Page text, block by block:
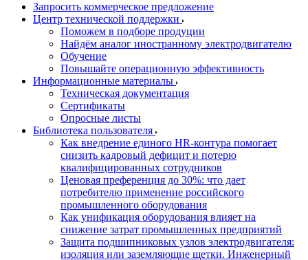
Запросить коммерческое предложение
Центр технической поддержки
Поможем в подборе продуции
Найдём аналог иностранному электродвигателю
Обучение
Повышайте операционную эффективность
Информационные материалы
Техническая документация
Сертификаты
Опросные листы
Библиотека пользователя
Как внедрение единого HR-контура помогает
снизить кадровый дефицит и потерю
квалифицированных сотрудников
Ценовая преференция до 30%: что дает
потребителю применение российского
промышленного оборудования
Как унификация оборудования влияет на
снижение затрат промышленных предприятий
Защита подшипниковых узлов электродвигателя:
изоляция или заземляющие щетки. Инженерный